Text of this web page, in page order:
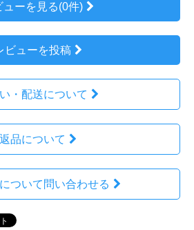
ューを見る(0件)
ビューを投稿
・配送について
返品について
ついて問い合わせる